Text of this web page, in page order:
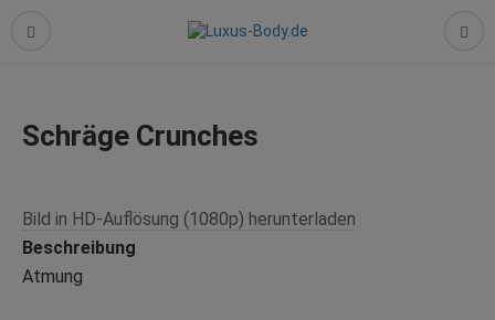
Schräge Crunches
Bild in HD-Auflösung (1080p) herunterladen
Beschreibung
Atmung